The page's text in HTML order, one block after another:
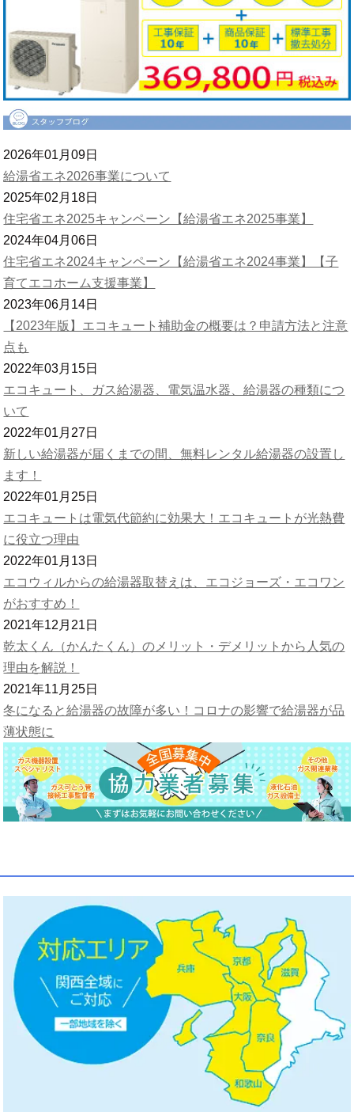
2026年01月09日
給湯省エネ2026事業について
2025年02月18日
住宅省エネ2025キャンペーン【給湯省エネ2025事業】
2024年04月06日
住宅省エネ2024キャンペーン【給湯省エネ2024事業】【子
育てエコホーム支援事業】
2023年06月14日
【2023年版】エコキュート補助金の概要は？申請方法と注意
点も
2022年03月15日
エコキュート、ガス給湯器、電気温水器、給湯器の種類につ
いて
2022年01月27日
新しい給湯器が届くまでの間、無料レンタル給湯器の設置し
ます！
2022年01月25日
エコキュートは電気代節約に効果大！エコキュートが光熱費
に役立つ理由
2022年01月13日
エコウィルからの給湯器取替えは、エコジョーズ・エコワン
がおすすめ！
2021年12月21日
乾太くん（かんたくん）のメリット・デメリットから人気の
理由を解説！
2021年11月25日
冬になると給湯器の故障が多い！コロナの影響で給湯器が品
薄状態に